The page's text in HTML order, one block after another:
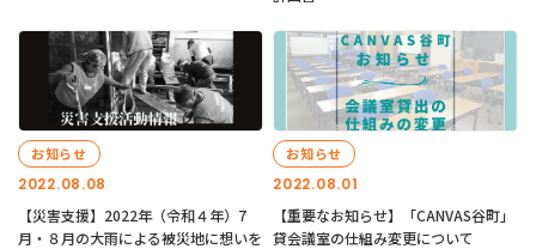
2022.08.08
お知らせ
【災害支援】2022年（令和４年）7
月・８月の大雨による被災地に想いを
2022.08.01
お知らせ
【重要なお知らせ】「CANVAS谷町」
貸会議室の仕組み変更について